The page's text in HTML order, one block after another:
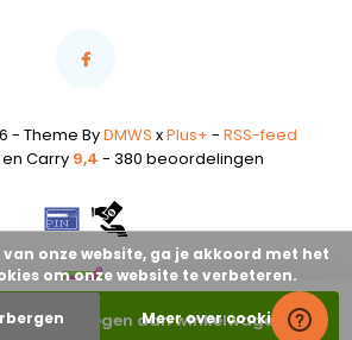
Toevoegen aan winkelwagen
- Theme ByDMWS xPlus+ - RSS-feed
Carry 9,4 - 380 beoordelingen
onze website, ga je akkoord met het
om onze website te verbeteren.
Meer over cookies »